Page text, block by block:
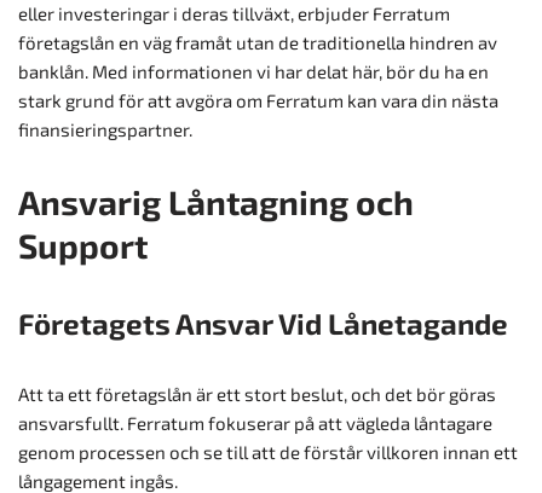
eller investeringar i deras tillväxt, erbjuder Ferratum
företagslån en väg framåt utan de traditionella hindren av
banklån. Med informationen vi har delat här, bör du ha en
stark grund för att avgöra om Ferratum kan vara din nästa
finansieringspartner.
Ansvarig Låntagning och
Support
Företagets Ansvar Vid Lånetagande
Att ta ett företagslån är ett stort beslut, och det bör göras
ansvarsfullt. Ferratum fokuserar på att vägleda låntagare
genom processen och se till att de förstår villkoren innan ett
långagement ingås.